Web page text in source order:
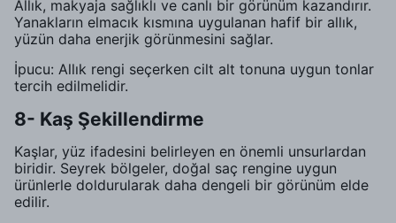
Allık, makyaja sağlıklı ve canlı bir görünüm kazandırır.
Yanakların elmacık kısmına uygulanan hafif bir allık,
yüzün daha enerjik görünmesini sağlar.
İpucu: Allık rengi seçerken cilt alt tonuna uygun tonlar
tercih edilmelidir.
8- Kaş Şekillendirme
Kaşlar, yüz ifadesini belirleyen en önemli unsurlardan
biridir. Seyrek bölgeler, doğal saç rengine uygun
ürünlerle doldurularak daha dengeli bir görünüm elde
edilir.